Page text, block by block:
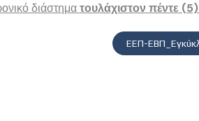
διάστηματουλάχιστον πέντε
ΕΕΠ-